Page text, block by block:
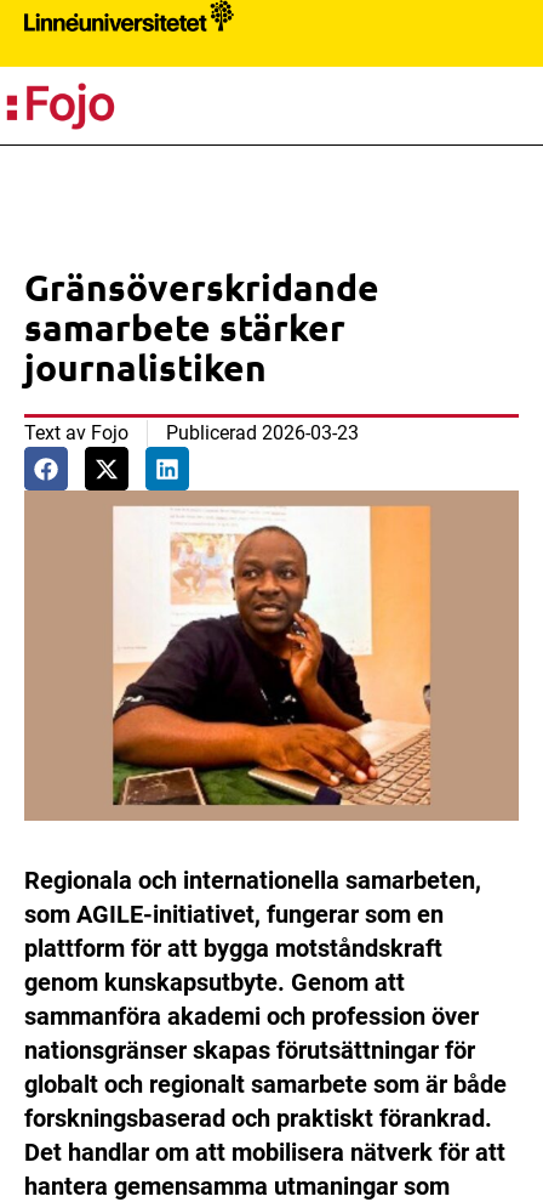
Gränsöverskridande
samarbete stärker
journalistiken
Text av Fojo Publicerad 2026-03-23
Regionala och internationella samarbeten,
som AGILE-initiativet, fungerar som en
plattform för att bygga motståndskraft
genom kunskapsutbyte. Genom att
sammanföra akademi och profession över
nationsgränser skapas förutsättningar för
globalt och regionalt samarbete som är både
forskningsbaserad och praktiskt förankrad.
Det handlar om att mobilisera nätverk för att
hantera gemensamma utmaningar som